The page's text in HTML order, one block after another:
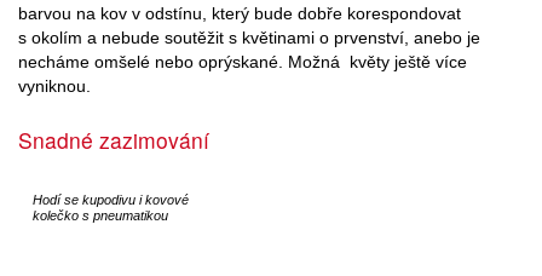
barvou na kov v odstínu, který bude dobře korespondovat
s okolím a nebude soutěžit s květinami o prvenství, anebo je
necháme omšelé nebo oprýskané. Možná květy ještě více
vyniknou.
Snadné zazimování
Hodí se kupodivu i kovové
kolečko s pneumatikou